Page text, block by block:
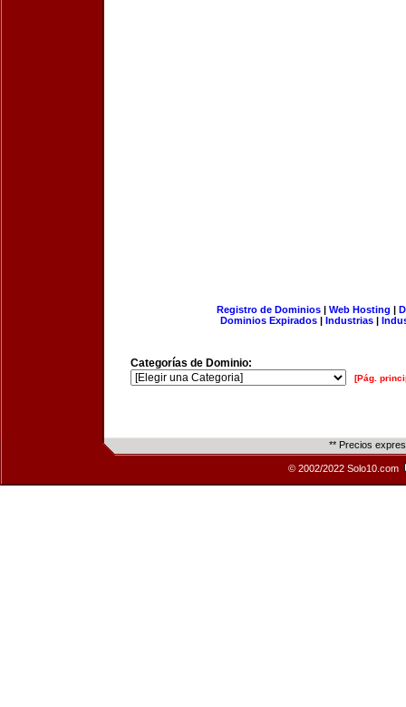
Registro de Dominios| Web Hosting |
Dominios Expirados | Industrias |
Categorías de Dominio:
[Pág.
** Precios
© 2002/2022 Solo10.com